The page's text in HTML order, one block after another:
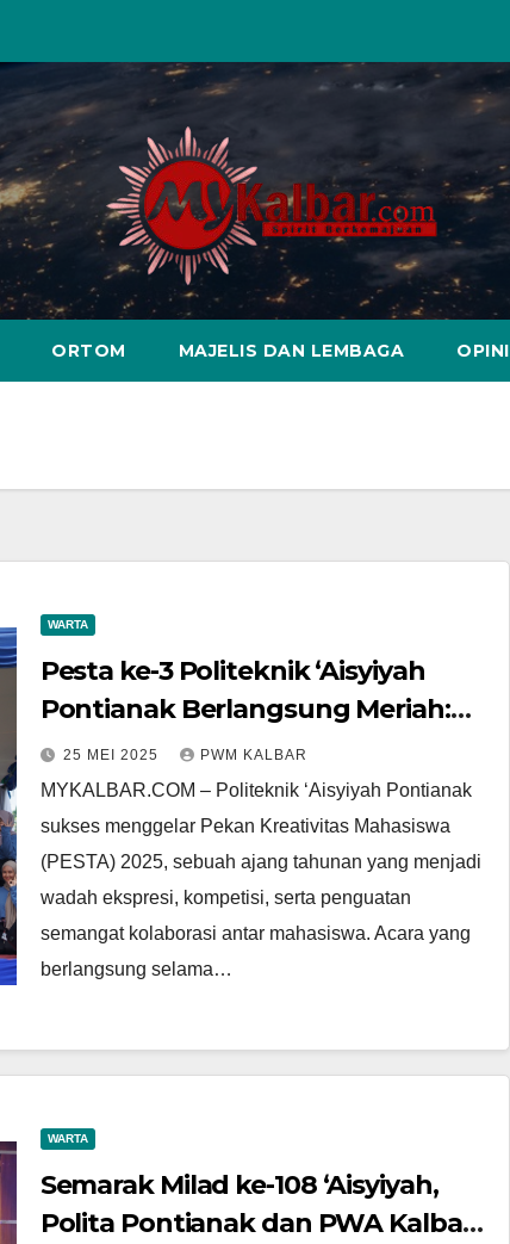
ORTOM MAJELIS DAN LEMBAGA OPINI
WARTA
Pesta ke-3 Politeknik ‘Aisyiyah
Pontianak Berlangsung Meriah:
Wadah Ekspresi, Kompetisi,
hingga Kepedulian Sosial
25 MEI 2025 PWM KALBAR
MYKALBAR.COM – Politeknik ‘Aisyiyah Pontianak
sukses menggelar Pekan Kreativitas Mahasiswa
(PESTA) 2025, sebuah ajang tahunan yang menjadi
wadah ekspresi, kompetisi, serta penguatan
semangat kolaborasi antar mahasiswa. Acara yang
berlangsung selama…
WARTA
Semarak Milad ke-108 ‘Aisyiyah,
Polita Pontianak dan PWA Kalbar